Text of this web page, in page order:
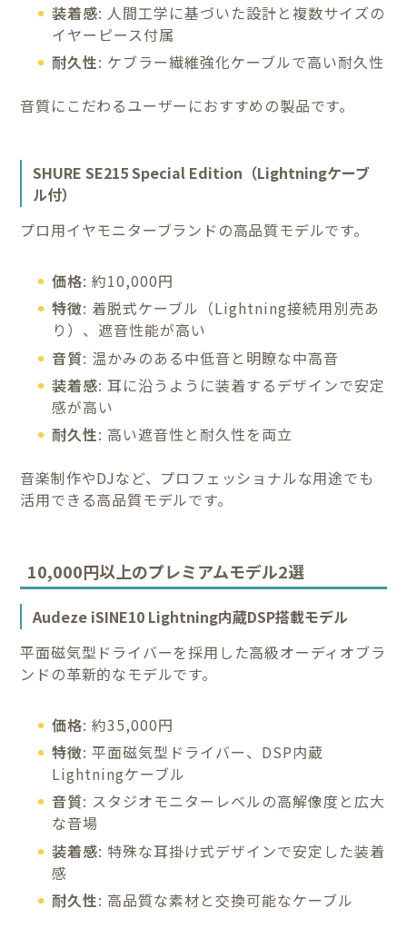
装着感: 人間工学に基づいた設計と複数サイズの
イヤーピース付属
耐久性: ケブラー繊維強化ケーブルで高い耐久性
音質にこだわるユーザーにおすすめの製品です。
SHURE SE215 Special Edition（Lightningケーブ
ル付）
プロ用イヤモニターブランドの高品質モデルです。
価格: 約10,000円
特徴: 着脱式ケーブル（Lightning接続用別売あ
り）、遮音性能が高い
音質: 温かみのある中低音と明瞭な中高音
装着感: 耳に沿うように装着するデザインで安定
感が高い
耐久性: 高い遮音性と耐久性を両立
音楽制作やDJなど、プロフェッショナルな用途でも
活用できる高品質モデルです。
10,000円以上のプレミアムモデル2選
Audeze iSINE10 Lightning内蔵DSP搭載モデル
平面磁気型ドライバーを採用した高級オーディオブラ
ンドの革新的なモデルです。
価格: 約35,000円
特徴: 平面磁気型ドライバー、DSP内蔵
Lightningケーブル
音質: スタジオモニターレベルの高解像度と広大
な音場
装着感: 特殊な耳掛け式デザインで安定した装着
感
耐久性: 高品質な素材と交換可能なケーブル